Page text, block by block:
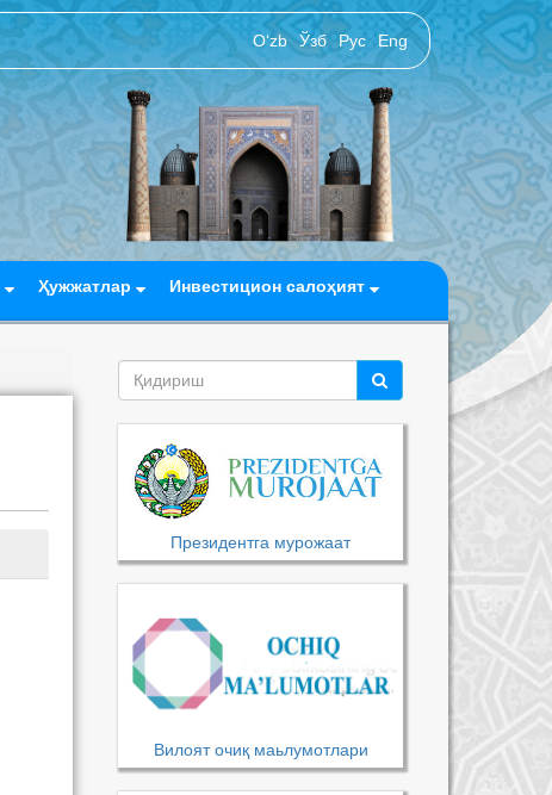
O‘zb Ўзб Рус Eng
Ҳужжатлар Инвестицион салоҳият
Президентга мурожаат
Вилоят очиқ маьлумотлари